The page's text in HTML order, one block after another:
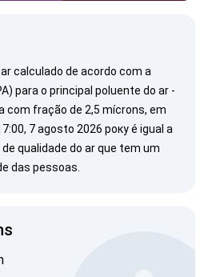
calculado de acordo com a
para o principal poluente do ar -
com fração de 2,5 mícrons, em
7 agosto 2026 року é igual a
qualidade do ar que tem um
das pessoas.